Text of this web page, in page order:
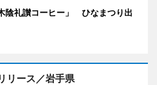
陰礼讃コーヒー」 ひなまつり出
リース／岩手県